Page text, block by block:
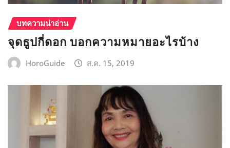
บทความน่าอ่าน
จุดธูปกี่ดอก บอกความหมายอะไรบ้าง
HoroGuide ส.ค. 15, 2019